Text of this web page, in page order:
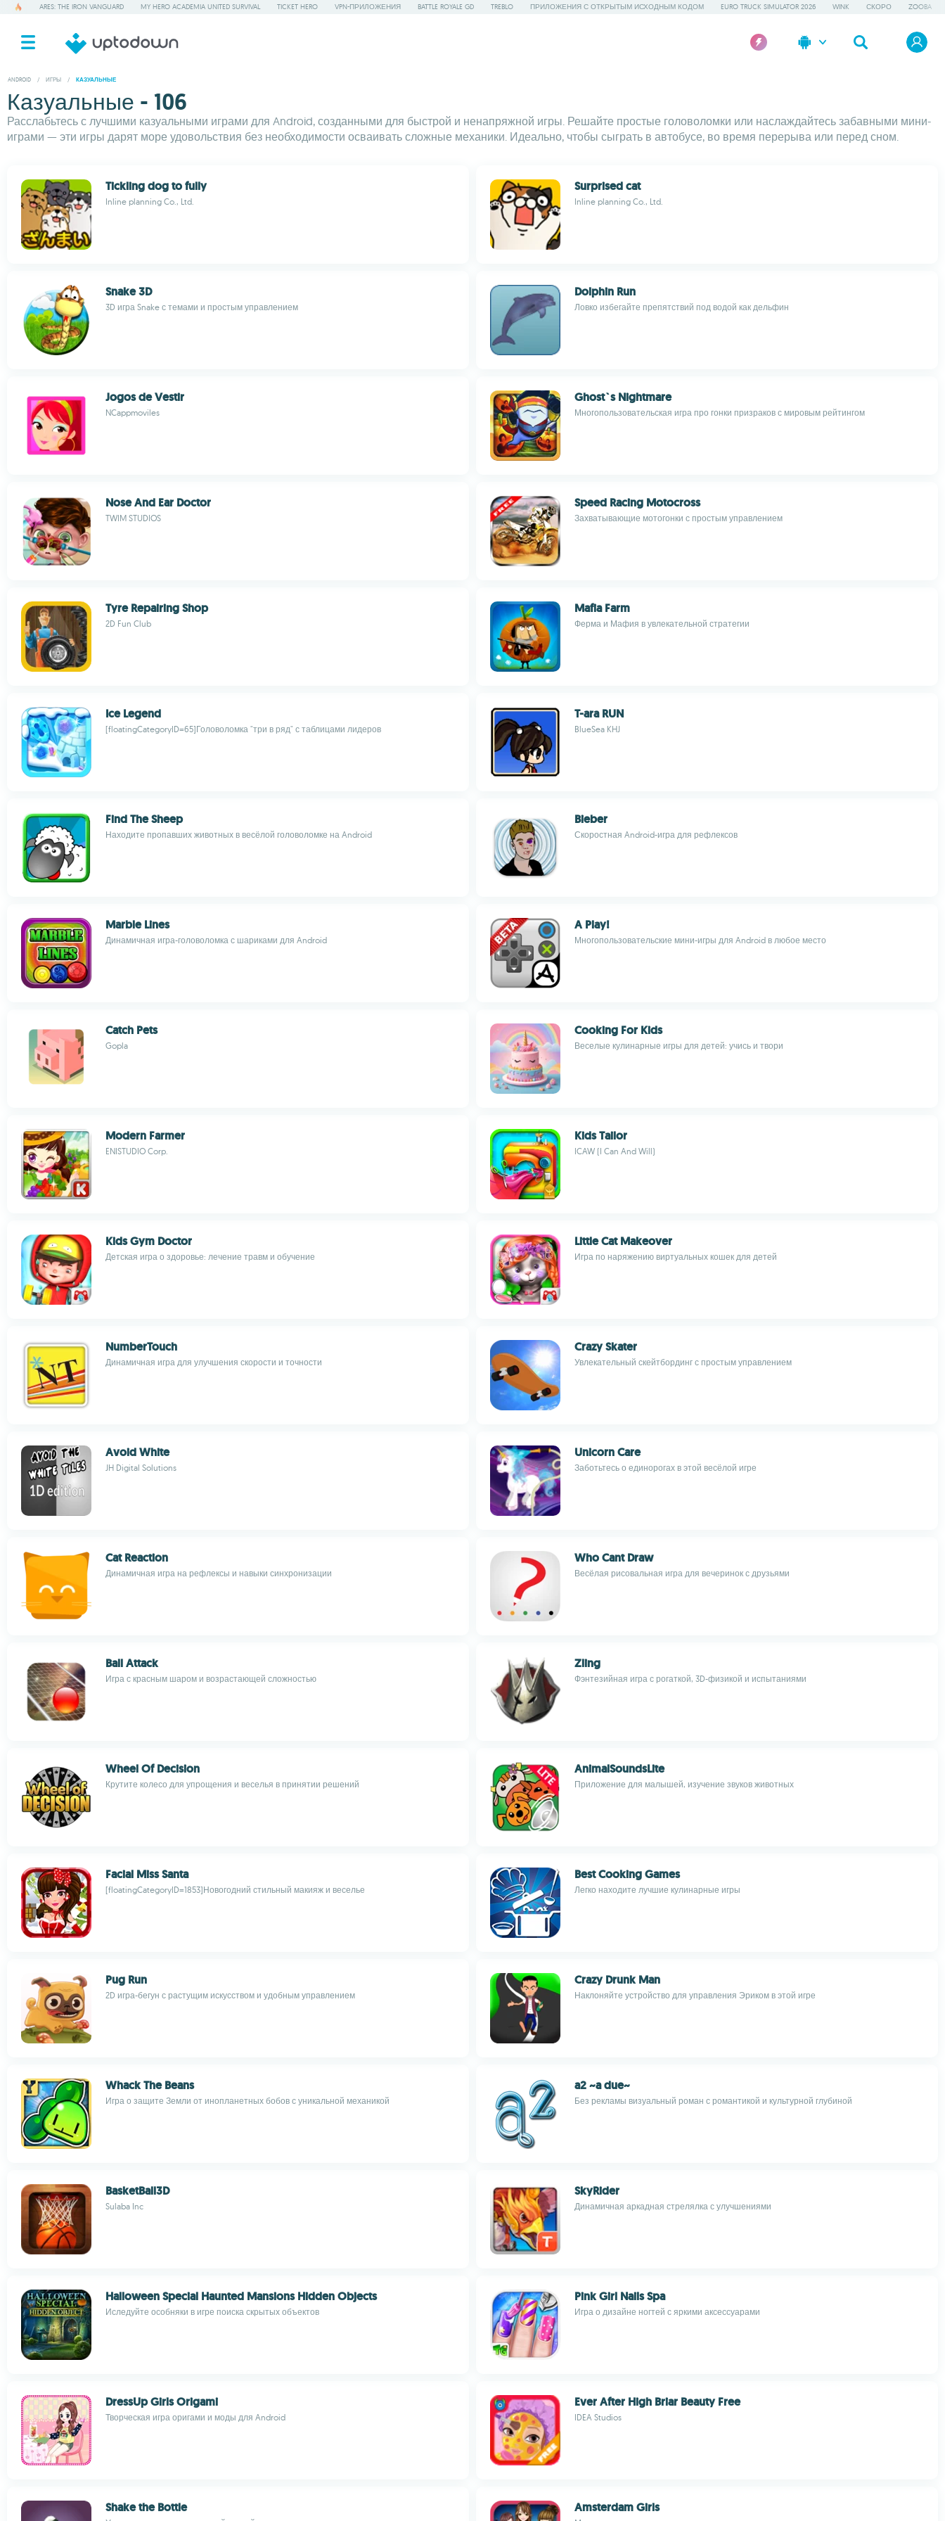
ARES: THE IRON VANGUARD MY HERO ACADEMIA UNITED SURVIVAL TICKET HERO VPN-ПРИЛОЖЕНИЯ BATTLE ROYALE GD TREBLO ПРИЛОЖЕНИЯ С ОТКРЫТЫМ ИСХОДНЫМ КОДОМ EURO TRUCK SIMULATOR 2026 WINK СКОРО ZOOBA
ANDROID / ИГРЫ / КАЗУАЛЬНЫЕ
Казуальные - 106
Расслабьтесь с лучшими казуальными играми для Android, созданными для быстрой и ненапряжной игры. Решайте простые головоломки или наслаждайтесь забавными мини-
играми — эти игры дарят море удовольствия без необходимости осваивать сложные механики. Идеально, чтобы сыграть в автобусе, во время перерыва или перед сном.
Tickling dog to fully
Inline planning Co., Ltd.
Surprised cat
Inline planning Co., Ltd.
Snake 3D
3D игра Snake с темами и простым управлением
Dolphin Run
Ловко избегайте препятствий под водой как дельфин
Jogos de Vestir
NCappmoviles
Ghost`s Nightmare
Многопользовательская игра про гонки призраков с мировым рейтингом
Nose And Ear Doctor
TWIM STUDIOS
Speed Racing Motocross
Захватывающие мотогонки с простым управлением
Tyre Repairing Shop
2D Fun Club
Mafia Farm
Ферма и Мафия в увлекательной стратегии
Ice Legend
[floatingCategoryID=65]Головоломка "три в ряд" с таблицами лидеров
T-ara RUN
BlueSea KHJ
Find The Sheep
Находите пропавших животных в весёлой головоломке на Android
Bieber
Скоростная Android-игра для рефлексов
Marble Lines
Динамичная игра-головоломка с шариками для Android
A Play!
Многопользовательские мини-игры для Android в любое место
Catch Pets
Gopla
Cooking For Kids
Веселые кулинарные игры для детей: учись и твори
Modern Farmer
ENISTUDIO Corp.
Kids Tailor
ICAW (I Can And Will)
Kids Gym Doctor
Детская игра о здоровье: лечение травм и обучение
Little Cat Makeover
Игра по наряжению виртуальных кошек для детей
NumberTouch
Динамичная игра для улучшения скорости и точности
Crazy Skater
Увлекательный скейтбординг с простым управлением
Avoid White
JH Digital Solutions
Unicorn Care
Заботьтесь о единорогах в этой весёлой игре
Cat Reaction
Динамичная игра на рефлексы и навыки синхронизации
Who Cant Draw
Весёлая рисовальная игра для вечеринок с друзьями
Ball Attack
Игра с красным шаром и возрастающей сложностью
Zling
Фэнтезийная игра с рогаткой, 3D-физикой и испытаниями
Wheel Of Decision
Крутите колесо для упрощения и веселья в принятии решений
AnimalSoundsLite
Приложение для малышей, изучение звуков животных
Facial Miss Santa
[floatingCategoryID=1853]Новогодний стильный макияж и веселье
Best Cooking Games
Легко находите лучшие кулинарные игры
Pug Run
2D игра-бегун с растущим искусством и удобным управлением
Crazy Drunk Man
Наклоняйте устройство для управления Эриком в этой игре
Whack The Beans
Игра о защите Земли от инопланетных бобов с уникальной механикой
a2 ~a due~
Без рекламы визуальный роман с романтикой и культурной глубиной
BasketBall3D
Sulaba Inc
SkyRider
Динамичная аркадная стрелялка с улучшениями
Halloween Special Haunted Mansions Hidden Objects
Иследуйте особняки в игре поиска скрытых объектов
Pink Girl Nails Spa
Игра о дизайне ногтей с яркими аксессуарами
DressUp Girls Origami
Творческая игра оригами и моды для Android
Ever After High Briar Beauty Free
IDEA Studios
Shake the Bottle Amsterdam Girls